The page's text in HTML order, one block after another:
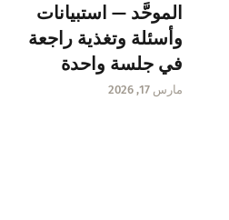
الموحَّد — استبيانات
وأسئلة وتغذية راجعة
في جلسة واحدة
مارس 17, 2026